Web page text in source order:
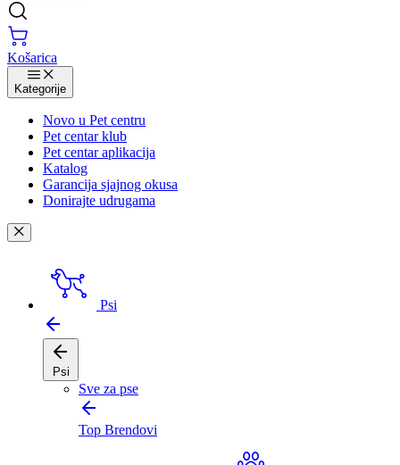
Košarica
Kategorije
Novo u Pet centru
Pet centar klub
Pet centar aplikacija
Katalog
Garancija sjajnog okusa
Donirajte udrugama
Psi
Psi
Sve za pse
Top Brendovi